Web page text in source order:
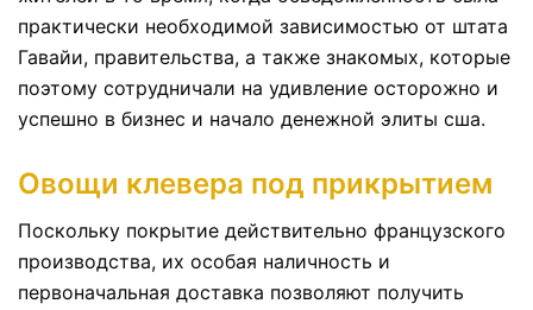
практически необходимой зависимостью от штата
Гавайи, правительства, а также знакомых, которые
поэтому сотрудничали на удивление осторожно и
успешно в бизнес и начало денежной элиты сша.
Овощи клевера под прикрытием
Поскольку покрытие действительно французского
производства, их особая наличность и
первоначальная доставка позволяют получить